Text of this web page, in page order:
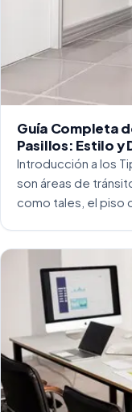
Guía Completa
Pasillos: Estilo y
Introducción a los
son áreas de
como tales, el piso